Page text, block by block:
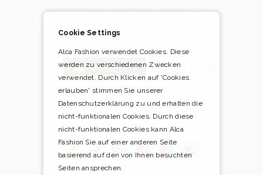
©2024 ALCA Fashion – alle Rechte vorbehalten.
Niederlande
Blog DEUTSCH HÄNDLER-LOGIN
Sicher und einfach bezahlen über
Cookie Settings
Alca Fashion verwendet Cookies. Diese
werden zu verschiedenen Zwecken
verwendet. Durch Klicken auf 'Cookies
erlauben' stimmen Sie unserer
Datenschutzerklärung zu und erhalten die
nicht-funktionalen Cookies. Durch diese
nicht-funktionalen Cookies kann Alca
Fashion Sie auf einer anderen Seite
basierend auf den von Ihnen besuchten
Seiten ansprechen.